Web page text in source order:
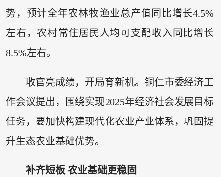
势，预计全年农林牧渔业总产值同比增长4.5%
左右，农村常住居民人均可支配收入同比增长
8.5%左右。
收官亮成绩，开局育新机。铜仁市委经济工
作会议提出，围绕实现2025年经济社会发展目标
任务，要加快构建现代化农业产业体系，巩固提
升生态农业基础优势。
补齐短板 农业基础更稳固